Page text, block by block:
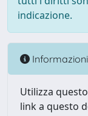
indicazione.
Informazioni
Utilizza
link a questo